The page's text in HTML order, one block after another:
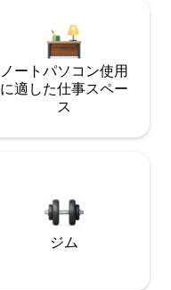
ノートパソコン使用
に適した仕事スペー
ス
ジム